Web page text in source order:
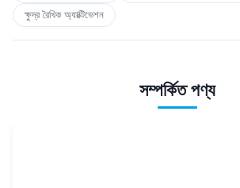
ক্ষুদ্র রৈখিক অ্যাক্টিভেশন
সম্পর্কিত পণ্য